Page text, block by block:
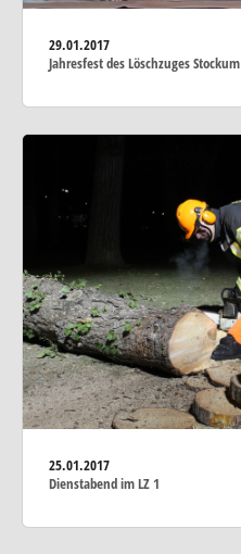
29.01.2017
Jahresfest des Löschzuges Stockum
25.01.2017
Dienstabend im LZ 1